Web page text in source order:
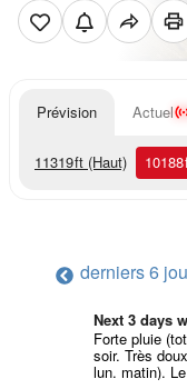
Prévision Actuel
11319ft (Haut) 10188
derniers 6
Next 3 days
Forte pluie
soir. Très
lun. matin).